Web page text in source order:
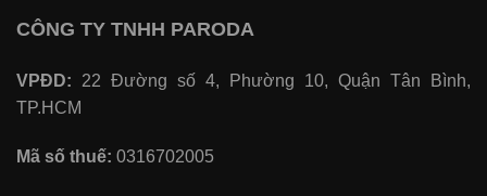
CÔNG TY TNHH PARODA
VPĐD: 22 Đường số 4, Phường 10, Quận Tân Bình,
TP.HCM
Mã số thuế: 0316702005